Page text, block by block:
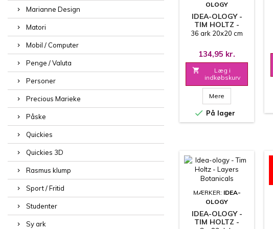
Marianne Design
Matori
Mobil / Computer
Penge / Valuta
Personer
Precious Marieke
Påske
Quickies
Quickies 3D
Rasmus klump
Sport / Fritid
Studenter
Sy ark
OLOGY
IDEA-OLOGY -
TIM HOLTZ -
KRAFT STOCK
METALLIC
CHAMPAGNE &
BLACK
36 ark 20x20 cm
134,95 kr.

Læg i
indkøbskurv
Mere
 På lager
MÆRKER: IDEA-
OLOGY
IDEA-OLOGY -
TIM HOLTZ -